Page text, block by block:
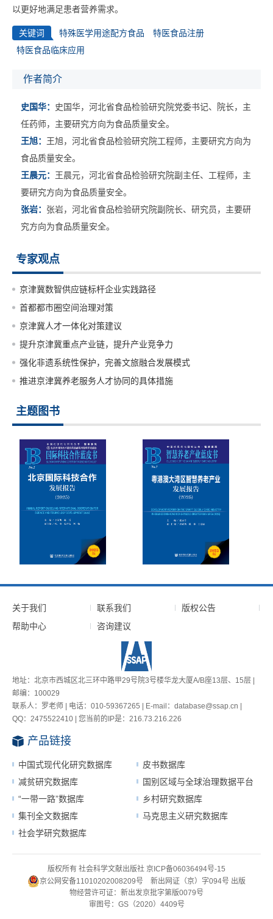
以更好地满足患者营养需求。
关键词 特殊医学用途配方食品
特医食品注册
特医食品临床应用
作者简介
史国华： 史国华，河北省食品检验研究院党委书记、院长，主
任药师，主要研究方向为食品质量安全。
王旭： 王旭，河北省食品检验研究院工程师，主要研究方向为
食品质量安全。
王晨元： 王晨元，河北省食品检验研究院副主任、工程师，主
要研究方向为食品质量安全。
张岩： 张岩，河北省食品检验研究院副院长、研究员，主要研
究方向为食品质量安全。
专家观点
京津冀数智供应链标杆企业实践路径
首都都市圈空间治理对策
京津冀人才一体化对策建议
提升京津冀重点产业链，提升产业竞争力
强化非遗系统性保护，完善文旅融合发展模式
推进京津冀养老服务人才协同的具体措施
主题图书
关于我们 联系我们
版权公告
帮助中心
咨询建议
地址：北京市西城区北三环中路甲29号院3号楼华龙大厦A/B座13层、15层 |
邮编：100029
联系人：罗老师 | 电话：010-59367265 | E-mail：database@ssap.cn |
QQ：2475522410 | 您当前的IP是： 216.73.216.226
产品链接
中国式现代化研究数据库
皮书数据库
减贫研究数据库
国别区域与全球治理数据平台
“一带一路”数据库
乡村研究数据库
集刊全文数据库
马克思主义研究数据库
社会学研究数据库
版权所有 社会科学文献出版社 京ICP备06036494号-15
京公网安备11010202008209号 新出网证（京）字094号 出版
物经营许可证：新出发京批字第版0079号
审图号：GS（2020）4409号